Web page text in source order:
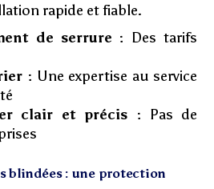
rapide et fiable.
de serrure : Des tarifs
: Une expertise au service
clair et précis : Pas de
blindées : une protection